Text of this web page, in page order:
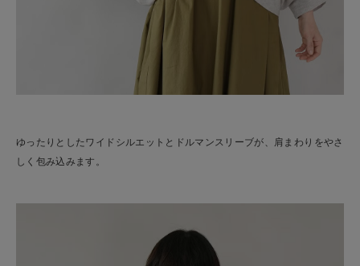
ゆったりとしたワイドシルエットとドルマンスリーブが、肩まわりをやさ
しく包み込みます。